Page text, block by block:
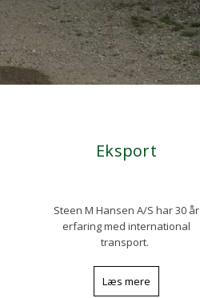
Eksport​
Steen M Hansen A/S har 30 år
erfaring med international
transport.
Læs mere